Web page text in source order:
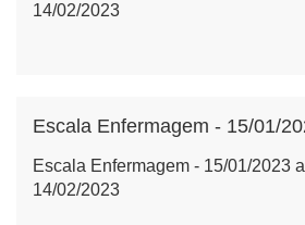
14/02/2023
Escala Enfermagem - 15/01/2023 a
14/02/2023